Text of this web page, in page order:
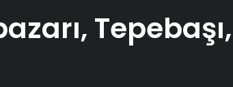
Tepebaşı,